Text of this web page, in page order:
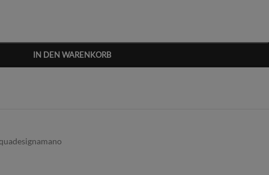
IN DEN WARENKORB